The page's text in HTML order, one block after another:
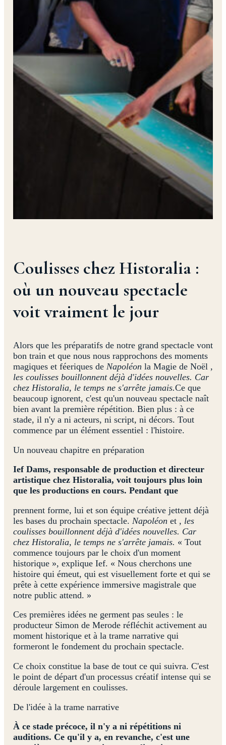
Coulisses chez Historalia :
où un nouveau spectacle
voit vraiment le jour
Alors que les préparatifs de notre grand spectacle vont
bon train et que nous nous rapprochons des moments
magiques et féeriques de Napoléon la Magie de Noël ,
les coulisses bouillonnent déjà d'idées nouvelles. Car
chez Historalia, le temps ne s'arrête jamais.Ce que
beaucoup ignorent, c'est qu'un nouveau spectacle naît
bien avant la première répétition. Bien plus : à ce
stade, il n'y a ni acteurs, ni script, ni décors. Tout
commence par un élément essentiel : l'histoire.
Un nouveau chapitre en préparation
Ief Dams, responsable de production et directeur
artistique chez Historalia, voit toujours plus loin
que les productions en cours. Pendant que
prennent forme, lui et son équipe créative jettent déjà
les bases du prochain spectacle. Napoléon et , les
coulisses bouillonnent déjà d'idées nouvelles. Car
chez Historalia, le temps ne s'arrête jamais. « Tout
commence toujours par le choix d'un moment
historique », explique Ief. « Nous cherchons une
histoire qui émeut, qui est visuellement forte et qui se
prête à cette expérience immersive magistrale que
notre public attend. »
Ces premières idées ne germent pas seules : le
producteur Simon de Merode réfléchit activement au
moment historique et à la trame narrative qui
formeront le fondement du prochain spectacle.
Ce choix constitue la base de tout ce qui suivra. C'est
le point de départ d'un processus créatif intense qui se
déroule largement en coulisses.
De l'idée à la trame narrative
À ce stade précoce, il n'y a ni répétitions ni
auditions. Ce qu'il y a, en revanche, c'est une